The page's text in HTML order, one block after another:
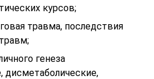
курсов;
травма, последствия
генеза
дисметаболические,